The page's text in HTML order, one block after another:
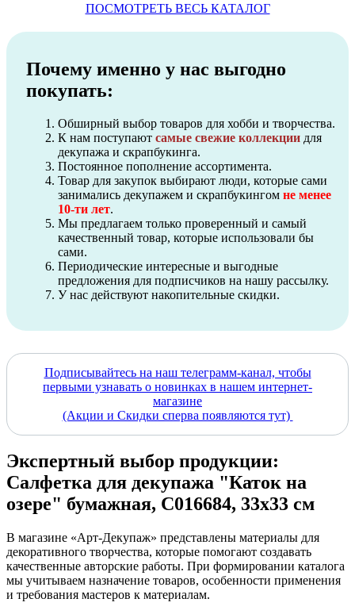
ПОСМОТРЕТЬ ВЕСЬ КАТАЛОГ
Почему именно у нас выгодно
покупать:
Обширный выбор товаров для хобби и творчества.
К нам поступают самые свежие коллекции для
декупажа и скрапбукинга.
Постоянное пополнение ассортимента.
Товар для закупок выбирают люди, которые сами
занимались декупажем и скрапбукингом не менее
10-ти лет.
Мы предлагаем только проверенный и самый
качественный товар, которые использовали бы
сами.
Периодические интересные и выгодные
предложения для подписчиков на нашу рассылку.
У нас действуют накопительные скидки.
Подписывайтесь на наш телеграмм-канал, чтобы
первыми узнавать о новинках в нашем интернет-
магазине
(Акции и Скидки сперва появляются тут)
Экспертный выбор продукции:
Салфетка для декупажа "Каток на
озере" бумажная, C016684, 33х33 см
В магазине «Арт-Декупаж» представлены материалы для
декоративного творчества, которые помогают создавать
качественные авторские работы. При формировании каталога
мы учитываем назначение товаров, особенности применения
и требования мастеров к материалам.